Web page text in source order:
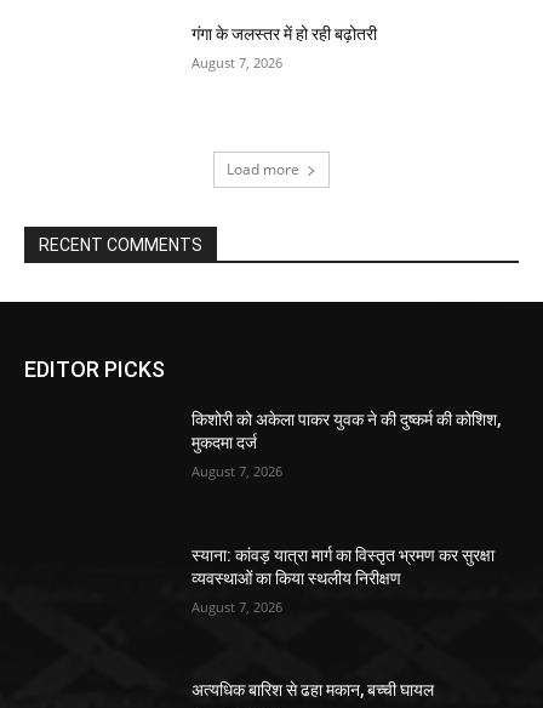
गंगा के जलस्तर में हो रही बढ़ोतरी
August 7, 2026
Load more
RECENT COMMENTS
EDITOR PICKS
किशोरी को अकेला पाकर युवक ने की दुष्कर्म की कोशिश,
मुकदमा दर्ज
August 7, 2026
स्याना: कांवड़ यात्रा मार्ग का विस्तृत भ्रमण कर सुरक्षा
व्यवस्थाओं का किया स्थलीय निरीक्षण
August 7, 2026
अत्यधिक बारिश से ढहा मकान, बच्ची घायल